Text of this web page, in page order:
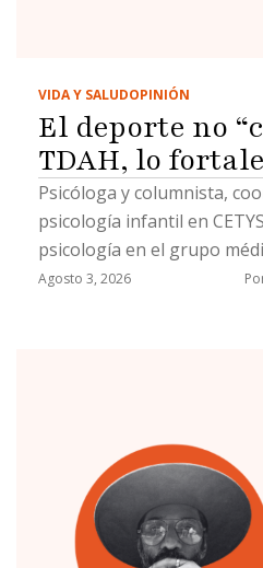
VIDA Y SALUDOPINIÓN
El deporte no
TDAH, lo
Psicóloga y columnista,
psicología infantil en
psicología en el grupo
Agosto 3, 2026